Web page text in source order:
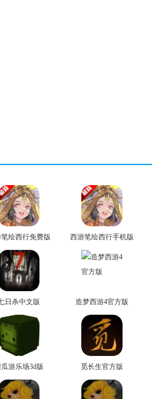
绘西行免费版 西游笔绘西行手机版
日杀中文版 造梦西游4官方版
游乐场3d版 觅长生官方版